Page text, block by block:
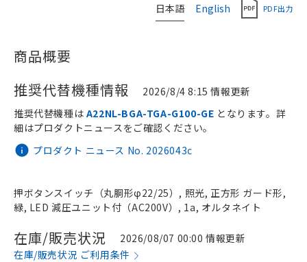
日本語 English PDF出力
商品概要
推奨代替機種情報
2026/8/4 8:15 情報更新
プロダクト ニュース No. 2026043c
推奨代替機種は A22NL-BGA-TGA-G100-GE となります。詳
細はプロダクトニュースをご確認ください。
押ボタンスイッチ（丸胴形φ22/25）, 照光, 正方形 ガード形,
緑, LED 減圧ユニット付（AC200V）, 1a, オルタネイト
在庫/販売状況
2026/08/07 00:00 情報更新
在庫/販売状況 ご利用条件